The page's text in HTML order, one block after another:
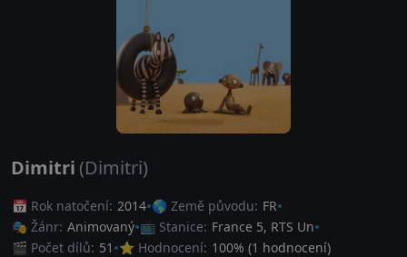
Dimitri (Dimitri)
📅 Rok natočení: 2014 🌎 Země původu: FR
🎭 Žánr: Animovaný 📺 Stanice: France 5, RTS Un
🎬 Počet dílů: 51 ⭐ Hodnocení: 100% (1 hodnocení)